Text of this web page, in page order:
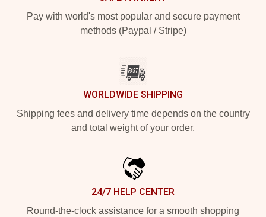
Pay with world's most popular and secure payment
methods (Paypal / Stripe)
WORLDWIDE SHIPPING
Shipping fees and delivery time depends on the country
and total weight of your order.
24/7 HELP CENTER
Round-the-clock assistance for a smooth shopping